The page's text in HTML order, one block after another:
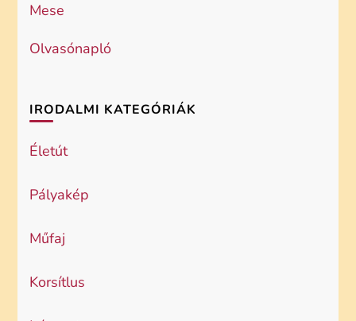
Mese
Olvasónapló
IRODALMI KATEGÓRIÁK
Életút
Pályakép
Műfaj
Korsítlus